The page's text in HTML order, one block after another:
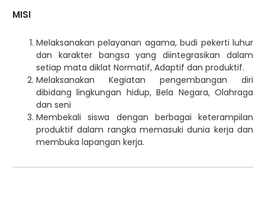
MISI
Melaksanakan pelayanan agama, budi pekerti luhur
dan karakter bangsa yang diintegrasikan dalam
setiap mata diklat Normatif, Adaptif dan produktif.
Melaksanakan Kegiatan pengembangan diri
dibidang lingkungan hidup, Bela Negara, Olahraga
dan seni
Membekali siswa dengan berbagai keterampilan
produktif dalam rangka memasuki dunia kerja dan
membuka lapangan kerja.